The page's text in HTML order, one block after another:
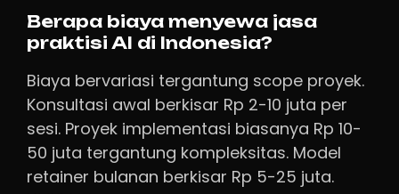
Berapa biaya menyewa jasa
praktisi AI di Indonesia?
Biaya bervariasi tergantung scope proyek.
Konsultasi awal berkisar Rp 2-10 juta per
sesi. Proyek implementasi biasanya Rp 10-
50 juta tergantung kompleksitas. Model
retainer bulanan berkisar Rp 5-25 juta.